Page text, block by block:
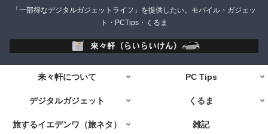
「一部得なデジタルガジェットライフ」を提供したい。モバイル・ガジェッ
ト・PCTips・くるま
来々軒について PC Tips
デジタルガジェット くるま
旅するイエデンワ（旅ネタ） 雑記